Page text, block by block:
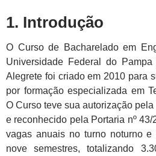
1. Introdução
O Curso de Bacharelado em
Universidade Federal do
Alegrete foi criado em 2010 para
por formação especializada em
O Curso teve sua autorização pela
e reconhecido pela Portaria nº
vagas anuais no turno noturno
nove semestres, totalizando